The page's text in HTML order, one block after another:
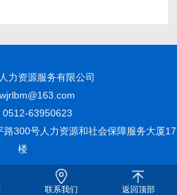
力资源服务有限公司
0512-63950623
300号人力资源和社会保障服务大厦17
楼
联系我们 返回顶部